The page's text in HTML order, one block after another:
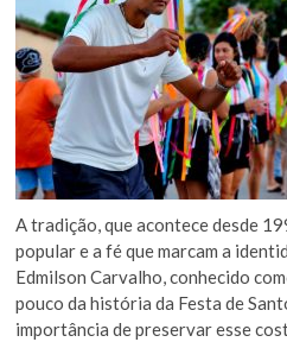
A tradição, que acontece desde
popular e a fé que marcam a
Edmilson Carvalho, conhecido
pouco da história da Festa de
importância de preservar esse